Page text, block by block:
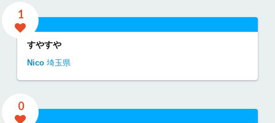
1
すやすや
Nico 埼玉県
0